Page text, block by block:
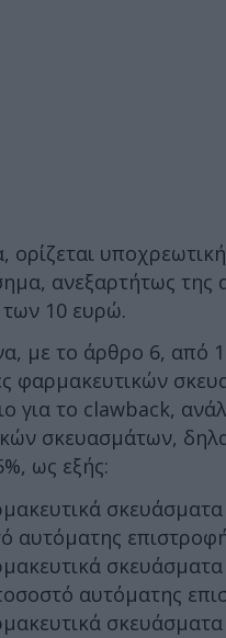
ορίζεται
ανεξαρτήτως της
10 ευρώ.
με το άρθρο 6, από
φαρμακευτικών
για το clawback,
σκευασμάτων,
ως εξής:
αυτόματης
αυτόματης